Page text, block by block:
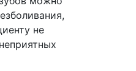
не